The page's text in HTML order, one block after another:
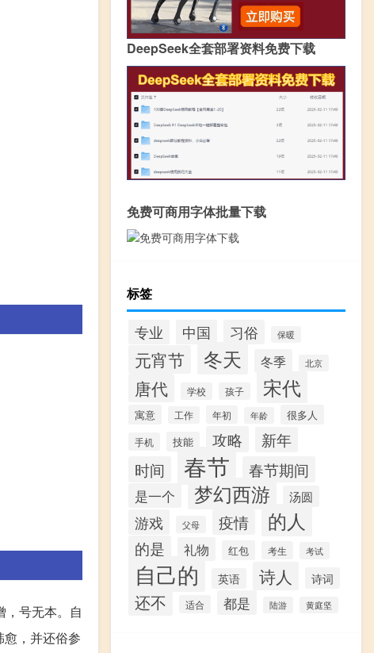
，号无本。自
，并还俗参
DeepSeek全套部署资料免费下载
免费可商用字体批量下载
标签
专业 中国 习俗 保暖
元宵节 冬天 冬季 北京
唐代 学校 孩子 宋代
寓意 工作 年初 年龄 很多人
手机 技能 攻略 新年
时间 春节 春节期间
是一个 梦幻西游 汤圆
游戏 父母 疫情 的人
的是 礼物 红包 考生 考试
自己的 英语 诗人 诗词
还不 适合 都是 陆游 黄庭坚